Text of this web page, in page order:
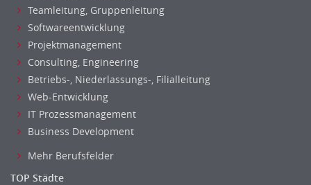
Teamleitung, Gruppenleitung
Softwareentwicklung
Projektmanagement
Consulting, Engineering
Betriebs-, Niederlassungs-, Filialleitung
Web-Entwicklung
IT Prozessmanagement
Business Development
Mehr Berufsfelder
TOP Städte